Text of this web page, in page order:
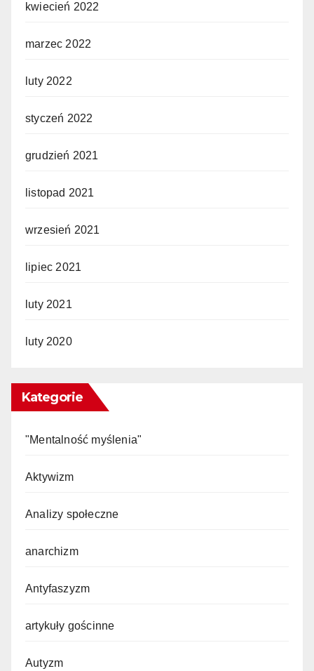
kwiecień 2022
marzec 2022
luty 2022
styczeń 2022
grudzień 2021
listopad 2021
wrzesień 2021
lipiec 2021
luty 2021
luty 2020
Kategorie
"Mentalność myślenia"
Aktywizm
Analizy społeczne
anarchizm
Antyfaszyzm
artykuły gościnne
Autyzm